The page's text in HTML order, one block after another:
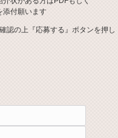
添付願います
認の上『応募する』ボタンを押し